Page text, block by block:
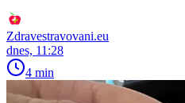
Zdravestravovani.eu
dnes, 11:28
4 min